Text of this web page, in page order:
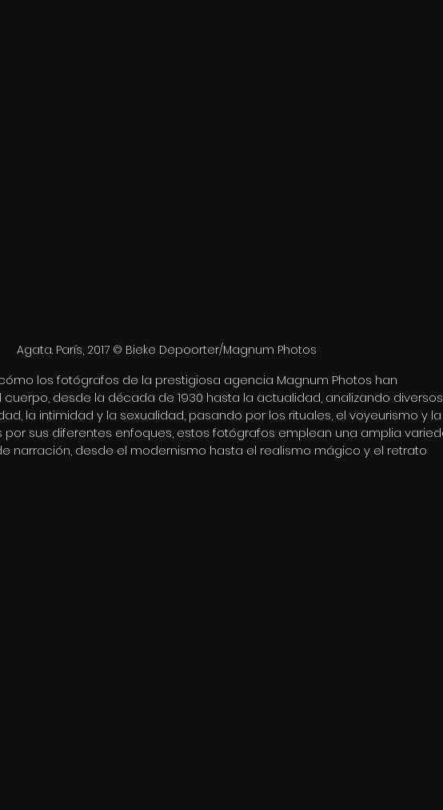
Agata. París, 2017 © Bieke Depoorter/Magnum Photos
los fotógrafos de la prestigiosa agencia Magnum Photos han
desde la década de 1930 hasta la actualidad, analizando
la intimidad y la sexualidad, pasando por los rituales, el voyeurismo y
por sus diferentes enfoques, estos fotógrafos emplean una amplia
narración, desde el modernismo hasta el realismo mágico y el retrato